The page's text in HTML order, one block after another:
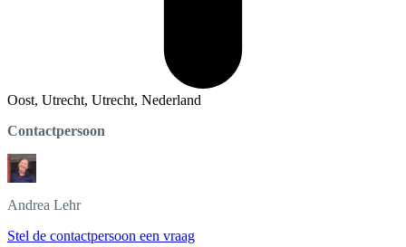
Oost, Utrecht, Utrecht, Nederland
Contactpersoon
Andrea Lehr
Stel de contactpersoon een vraag